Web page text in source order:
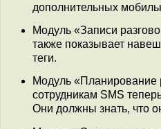
дополнительных
Модуль «Записи
также показывает
теги.
Модуль «Планирование
сотрудникам SMS
Они должны знать, что